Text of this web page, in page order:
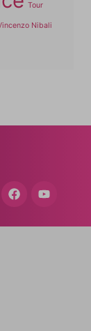
Tour
Nibali